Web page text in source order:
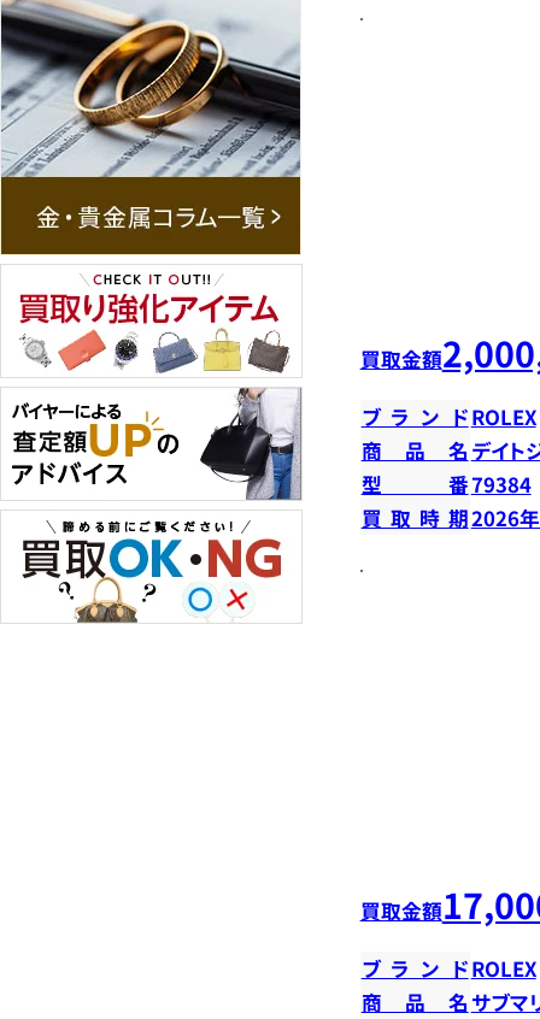
買取金額
ブランドROLEX
商品名 デイト
型番79384
買取時期2026
買取金額
ブランドROLEX
商品名 サブマ